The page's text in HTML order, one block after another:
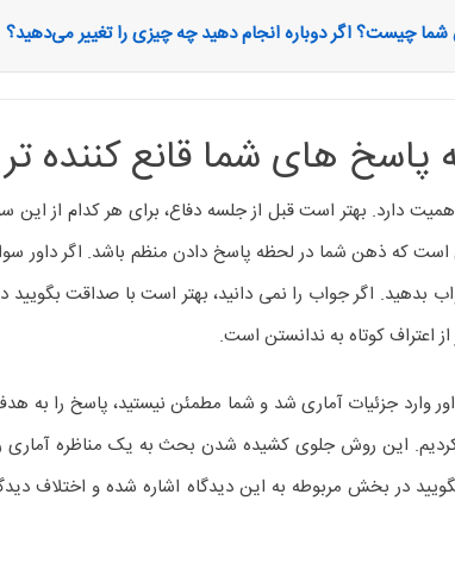
های شما قانع کننده
دارد. بهتر است قبل از جلسه دفاع، برای هر کدام از
ذهن شما در لحظه پاسخ دادن منظم باشد. اگر داور سوال
بدهید. اگر جواب را نمی دانید، بهتر است با صداقت
اعتراف کوتاه به ندانستن است.
وارد جزئیات آماری شد و شما مطمئن نیستید، پاسخ را به
این روش جلوی کشیده شدن بحث به یک مناظره آماری
در بخش مربوطه به این دیدگاه اشاره شده و